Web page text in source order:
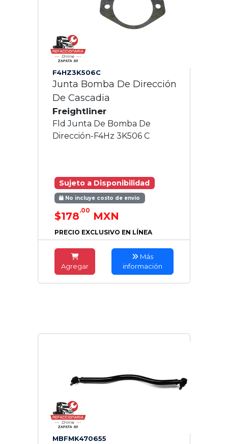
F4HZ3K506C
Junta Bomba De Dirección
De Cascadia
Freightliner
Fld Junta De Bomba De
Dirección-F4Hz 3K506 C
Sujeto a Disponibilidad
No incluye costo de envío
$178.00 MXN
PRECIO EXCLUSIVO EN LÍNEA
Agregar
Más
información
MBFMK470655